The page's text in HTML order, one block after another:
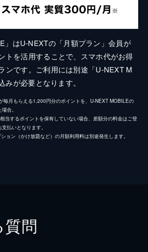
」はU-NEXTの「月額プラン」会員が
トを活用することで、スマホ代がお得
ンです。ご利用には別途「U-NEXT M
が必要となります。
毎月もらえる1,200円分のポイントを、U-NEXT MOBILEの
合。
当するポイントを保有していない場合、差額分の料金はご登
払いとなります。
ョン（かけ放題など）の月額利用料は別途発生します。
問